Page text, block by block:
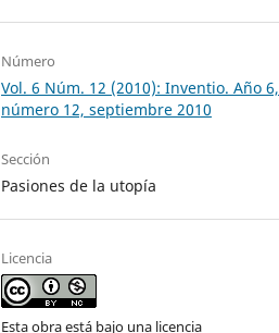
Número
Vol. 6 Núm. 12 (2010): Inventio. Año 6,
número 12, septiembre 2010
Sección
Pasiones de la utopía
Licencia
Esta obra está bajo una licencia